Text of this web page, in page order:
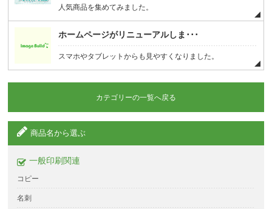
人気商品を集めてみました。
ホームページがリニューアルしま･･･
スマホやタブレットからも見やすくなりました。
カテゴリーの一覧へ戻る
商品名から選ぶ
一般印刷関連
コピー
名刺